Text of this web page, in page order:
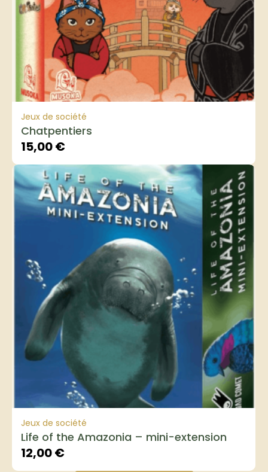
Jeux de société
Chatpentiers
15,00€
Jeux de société
Life of the Amazonia – mini-extension
12,00€